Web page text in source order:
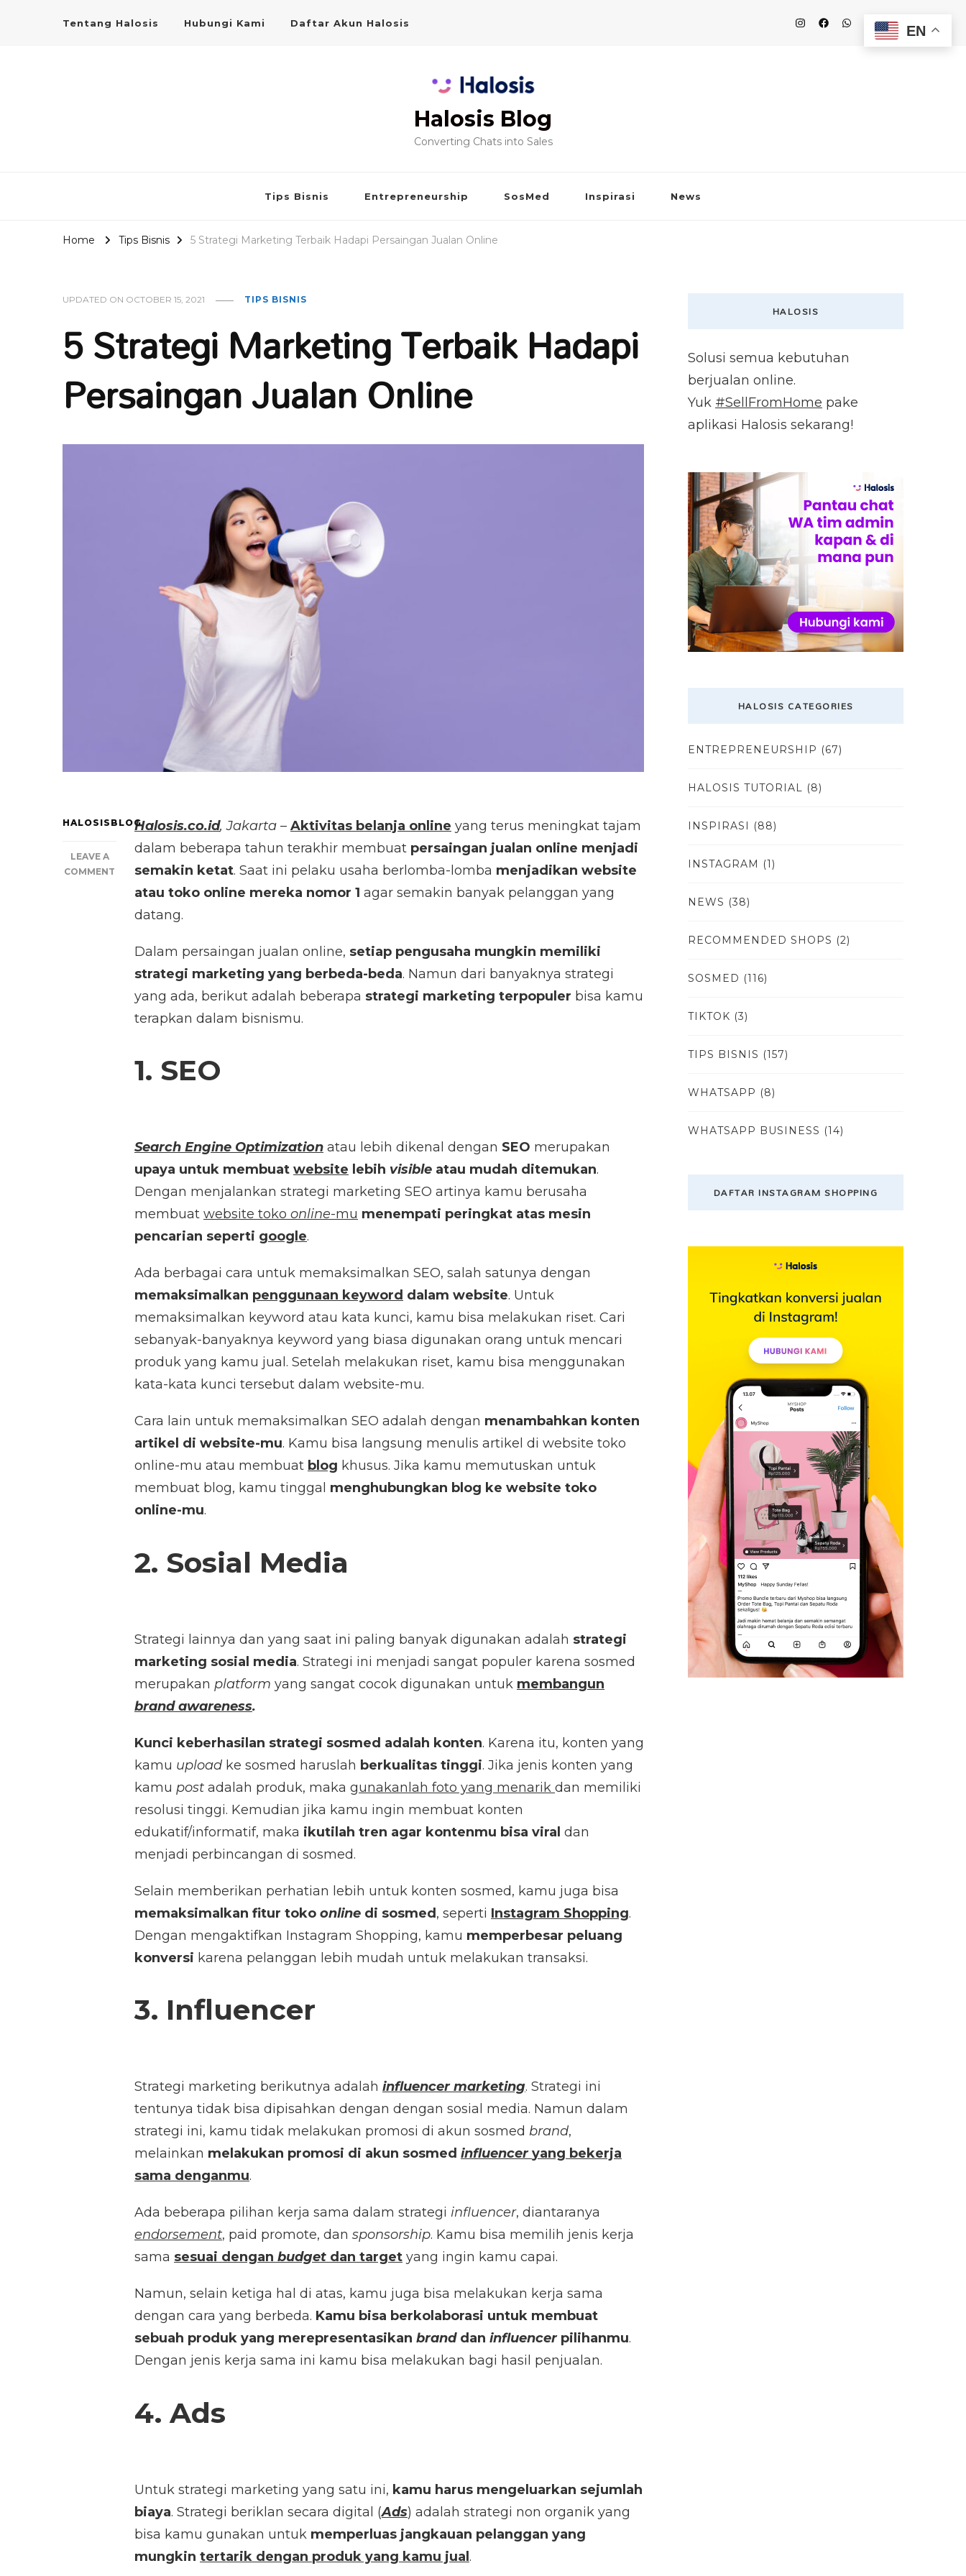
Tentang Halosis Hubungi Kami Daftar Akun Halosis
Halosis Blog
Converting Chats into Sales
Tips Bisnis Entrepreneurship SosMed Inspirasi News
Home Tips Bisnis 5 Strategi Marketing Terbaik Hadapi Persaingan Jualan Online
UPDATED ON OCTOBER 15, 2021 TIPS BISNIS
5 Strategi Marketing Terbaik Hadapi
Persaingan Jualan Online
HALOSISBLOG
LEAVE A
COMMENT
MARKETING
HADAPI
JUALAN
ONLINE
Halosis.co.id, Jakarta – Aktivitas belanja online yang terus meningkat tajam
dalam beberapa tahun terakhir membuat persaingan jualan online menjadi
semakin ketat. Saat ini pelaku usaha berlomba-lomba menjadikan website
atau toko online mereka nomor 1 agar semakin banyak pelanggan yang
datang.
Dalam persaingan jualan online, setiap pengusaha mungkin memiliki
strategi marketing yang berbeda-beda. Namun dari banyaknya strategi
yang ada, berikut adalah beberapa strategi marketing terpopuler bisa kamu
terapkan dalam bisnismu.
1. SEO
Search Engine Optimization atau lebih dikenal dengan SEO merupakan
upaya untuk membuat website lebih visible atau mudah ditemukan.
Dengan menjalankan strategi marketing SEO artinya kamu berusaha
membuat website toko online-mu menempati peringkat atas mesin
pencarian seperti google.
Ada berbagai cara untuk memaksimalkan SEO, salah satunya dengan
memaksimalkan penggunaan keyword dalam website. Untuk
memaksimalkan keyword atau kata kunci, kamu bisa melakukan riset. Cari
sebanyak-banyaknya keyword yang biasa digunakan orang untuk mencari
produk yang kamu jual. Setelah melakukan riset, kamu bisa menggunakan
kata-kata kunci tersebut dalam website-mu.
Cara lain untuk memaksimalkan SEO adalah dengan menambahkan konten
artikel di website-mu. Kamu bisa langsung menulis artikel di website toko
online-mu atau membuat blog khusus. Jika kamu memutuskan untuk
membuat blog, kamu tinggal menghubungkan blog ke website toko
online-mu.
2. Sosial Media
Strategi lainnya dan yang saat ini paling banyak digunakan adalah strategi
marketing sosial media. Strategi ini menjadi sangat populer karena sosmed
merupakan platform yang sangat cocok digunakan untuk membangun
brand awareness.
Kunci keberhasilan strategi sosmed adalah konten. Karena itu, konten yang
kamu upload ke sosmed haruslah berkualitas tinggi. Jika jenis konten yang
kamu post adalah produk, maka gunakanlah foto yang menarik dan memiliki
resolusi tinggi. Kemudian jika kamu ingin membuat konten
edukatif/informatif, maka ikutilah tren agar kontenmu bisa viral dan
menjadi perbincangan di sosmed.
Selain memberikan perhatian lebih untuk konten sosmed, kamu juga bisa
memaksimalkan fitur toko online di sosmed , seperti Instagram Shopping.
Dengan mengaktifkan Instagram Shopping, kamu memperbesar peluang
konversi karena pelanggan lebih mudah untuk melakukan transaksi.
3. Influencer
Strategi marketing berikutnya adalah influencer marketing. Strategi ini
tentunya tidak bisa dipisahkan dengan dengan sosial media. Namun dalam
strategi ini, kamu tidak melakukan promosi di akun sosmed brand,
melainkan melakukan promosi di akun sosmed influenceryang bekerja
sama denganmu.
Ada beberapa pilihan kerja sama dalam strategi influencer, diantaranya
endorsement, paid promote, dan sponsorship. Kamu bisa memilih jenis kerja
sama sesuai dengan budget dan target yang ingin kamu capai.
Namun, selain ketiga hal di atas, kamu juga bisa melakukan kerja sama
dengan cara yang berbeda. Kamu bisa berkolaborasi untuk membuat
sebuah produk yang merepresentasikan brand dan influencer pilihanmu.
Dengan jenis kerja sama ini kamu bisa melakukan bagi hasil penjualan.
4. Ads
Untuk strategi marketing yang satu ini, kamu harus mengeluarkan sejumlah
biaya. Strategi beriklan secara digital (Ads) adalah strategi non organik yang
bisa kamu gunakan untuk memperluas jangkauan pelanggan yang
mungkin tertarik dengan produk yang kamu jual.
HALOSIS
Solusi semua kebutuhan
berjualan online.
Yuk #SellFromHome pake
aplikasi Halosis sekarang!
HALOSIS CATEGORIES
ENTREPRENEURSHIP (67)
HALOSIS TUTORIAL (8)
INSPIRASI (88)
INSTAGRAM (1)
NEWS (38)
RECOMMENDED SHOPS (2)
SOSMED (116)
TIKTOK (3)
TIPS BISNIS (157)
WHATSAPP (8)
WHATSAPP BUSINESS (14)
DAFTAR INSTAGRAM SHOPPING
EN